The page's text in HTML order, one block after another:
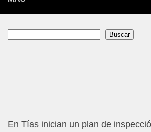
Buscar
En Tías inician un plan de